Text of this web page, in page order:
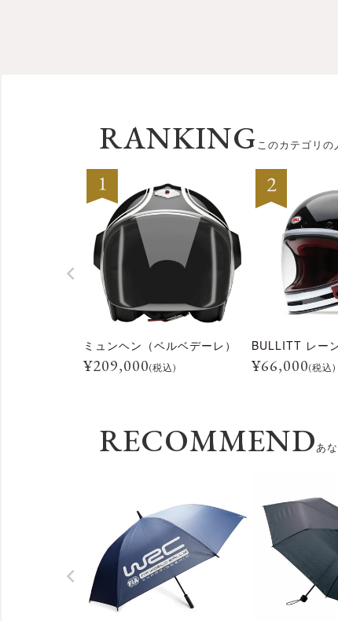
RANKINGこのカテゴリの
ミュンヘン（ベルベデーレ）
¥209,000(税込) ¥66,000(税込)
RECOMMENDあ